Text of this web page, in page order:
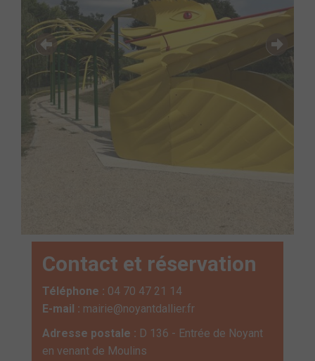
Contact et réservation
Téléphone : 04 70 47 21 14
E-mail : mairie@noyantdallier.fr
Adresse postale : D 136 - Entrée de Noyant
en venant de Moulins